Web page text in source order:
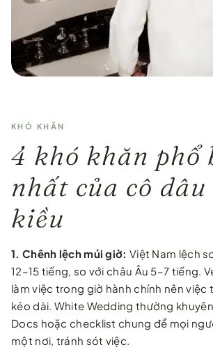
KHÓ KHĂN
4 khó khăn phổ
nhất của cô
kiều
1. Chênh lệch múi giờ: Việt Nam lệch
12–15 tiếng, so với châu Âu 5–7 tiếng.
làm việc trong giờ hành chính nên việc
kéo dài. White Wedding thường
Docs hoặc checklist chung để mọi
một nơi, tránh sót việc.